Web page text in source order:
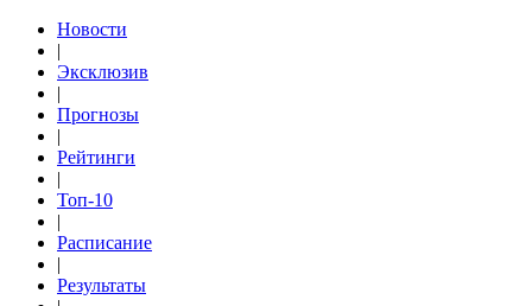
Новости
|
Эксклюзив
|
Прогнозы
|
Рейтинги
|
Топ-10
|
Расписание
|
Результаты